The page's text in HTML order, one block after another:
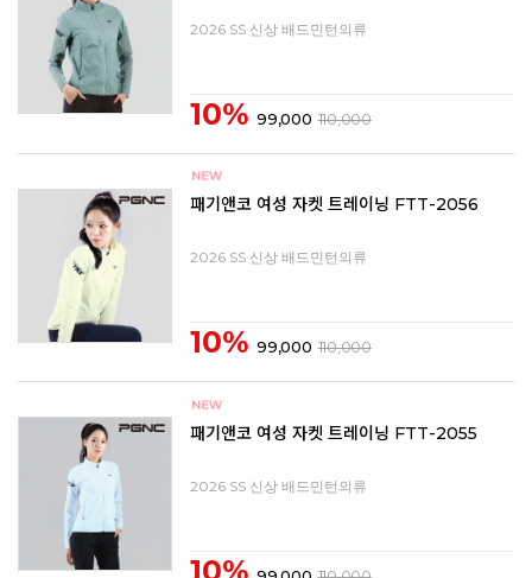
2026 SS 신상 배드민턴의류
10% 99,000 110,000
패기앤코 여성 자켓 트레이닝 FTT-2056
2026 SS 신상 배드민턴의류
10% 99,000 110,000
패기앤코 여성 자켓 트레이닝 FTT-2055
2026 SS 신상 배드민턴의류
10%